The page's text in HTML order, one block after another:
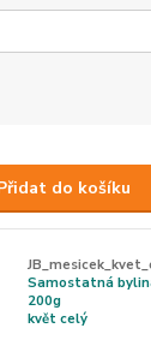
do košíku
Samostatná
200g
květ celý